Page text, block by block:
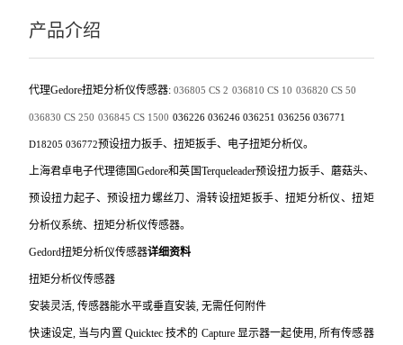
产品介绍
代理Gedore扭矩分析仪传感器: 036805CS 2 036810CS 10 036820CS 50
036830CS 250 036845CS 1500 036226 036246 036251 036256 036771
D18205 036772预设扭力扳手、扭矩扳手、电子扭矩分析仪。
上海君卓电子代理德国Gedore和英国Terqueleader预设扭力扳手、蘑菇头、
预设扭力起子、预设扭力螺丝刀、滑转设扭矩扳手、扭矩分析仪、扭矩
分析仪系统、扭矩分析仪传感器。
Gedord扭矩分析仪传感器详细资料
扭矩分析仪传感器
安装灵活, 传感器能水平或垂直安装, 无需任何附件
快速设定, 当与内置 Quicktec 技术的 Capture 显示器一起使用, 所有传感器